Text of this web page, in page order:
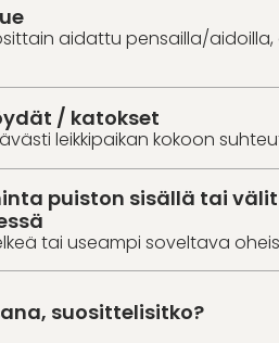
aidattu pensailla/aidoilla,
/ katokset
leikkipaikan kokoon
puiston sisällä tai
tai useampi soveltava
suosittelisitko?